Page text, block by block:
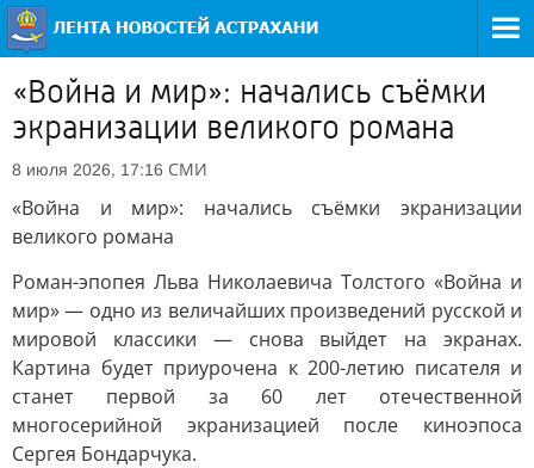
«Война и мир»: начались съёмки
экранизации великого романа
8 июля 2026, 17:16 СМИ
«Война и мир»: начались съёмки экранизации
великого романа
Роман-эпопея Льва Николаевича Толстого «Война и
мир» — одно из величайших произведений русской и
мировой классики — снова выйдет на экранах.
Картина будет приурочена к 200-летию писателя и
станет первой за 60 лет отечественной
многосерийной экранизацией после киноэпоса
Сергея Бондарчука.